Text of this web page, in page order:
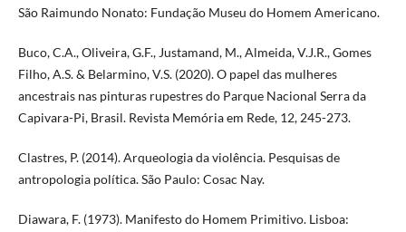
São Raimundo Nonato: Fundação Museu do Homem Americano.
Buco, C.A., Oliveira, G.F., Justamand, M., Almeida, V.J.R., Gomes
Filho, A.S. & Belarmino, V.S. (2020). O papel das mulheres
ancestrais nas pinturas rupestres do Parque Nacional Serra da
Capivara-Pi, Brasil. Revista Memória em Rede, 12, 245-273.
Clastres, P. (2014). Arqueologia da violência. Pesquisas de
antropologia política. São Paulo: Cosac Nay.
Diawara, F. (1973). Manifesto do Homem Primitivo. Lisboa: